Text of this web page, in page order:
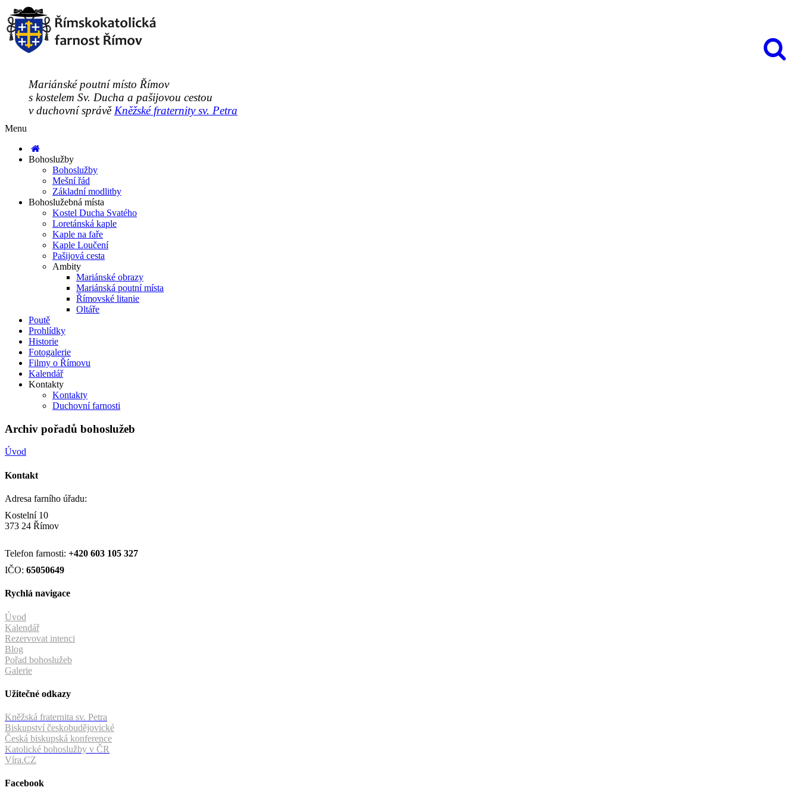
Mariánské poutní místo Římov
s kostelem Sv. Ducha a pašijovou cestou
v duchovní správě Kněžské fraternity sv. Petra
Menu
Bohoslužby
Bohoslužby
Mešní řád
Základní modlitby
Bohoslužebná místa
Kostel Ducha Svatého
Loretánská kaple
Kaple na faře
Kaple Loučení
Pašijová cesta
Ambity
Mariánské obrazy
Mariánská poutní místa
Římovské litanie
Oltáře
Poutě
Prohlídky
Historie
Fotogalerie
Filmy o Římovu
Kalendář
Kontakty
Kontakty
Duchovní farnosti
Archiv pořadů bohoslužeb
Úvod
Kontakt
Adresa farního úřadu:
Kostelní 10
373 24 Římov
Telefon farnosti: +420 603 105 327
IČO: 65050649
Rychlá navigace
Úvod
Kalendář
Rezervovat intenci
Blog
Pořad bohoslužeb
Galerie
Užitečné odkazy
Kněžská fraternita sv. Petra
Biskupství českobudějovické
Česká biskupská konference
Katolické bohoslužby v ČR
Víra.CZ
Facebook